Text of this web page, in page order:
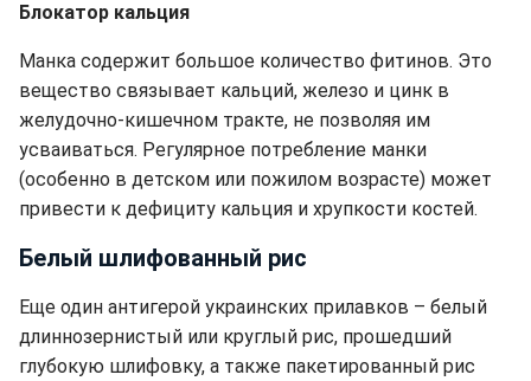
Блокатор кальция
Манка содержит большое количество фитинов. Это
вещество связывает кальций, железо и цинк в
желудочно-кишечном тракте, не позволяя им
усваиваться. Регулярное потребление манки
(особенно в детском или пожилом возрасте) может
привести к дефициту кальция и хрупкости костей.
Белый шлифованный рис
Еще один антигерой украинских прилавков – белый
длиннозернистый или круглый рис, прошедший
глубокую шлифовку, а также пакетированный рис